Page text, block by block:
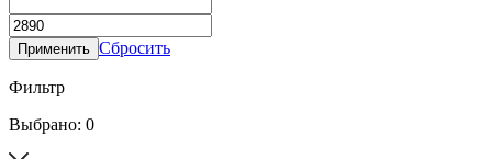
Применить Сбросить
Фильтр
Выбрано: 0